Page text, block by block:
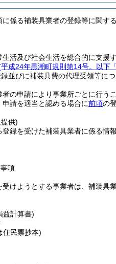
係る補装具業者の登録等に関す
生活及び社会生活を総合的に支援
成24年黒潮町規則第14号。以下
並びに補装具費の代理受領等に
の申請により事業所ごとに行うこ
請を適当と認める場合に前項の
供)
録を受けた補装具業者に係る情報
項
けようとする事業者は、補装具
益計算書)
住民票抄本)